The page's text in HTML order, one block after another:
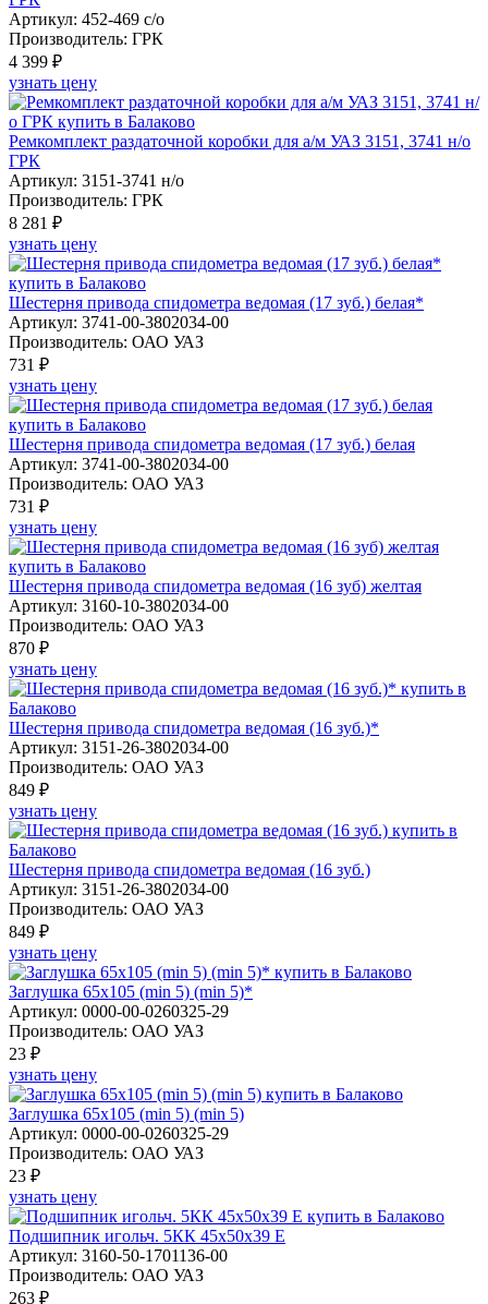
Артикул: 452-469 с/о
Производитель: ГРК
4 399 ₽
узнать цену
Ремкомплект раздаточной коробки для а/м УАЗ 3151, 3741 н/о
ГРК
Артикул: 3151-3741 н/о
Производитель: ГРК
8 281 ₽
узнать цену
Шестерня привода спидометра ведомая (17 зуб.) белая*
Артикул: 3741-00-3802034-00
Производитель: ОАО УАЗ
731 ₽
узнать цену
Шестерня привода спидометра ведомая (17 зуб.) белая
Артикул: 3741-00-3802034-00
Производитель: ОАО УАЗ
731 ₽
узнать цену
Шестерня привода спидометра ведомая (16 зуб) желтая
Артикул: 3160-10-3802034-00
Производитель: ОАО УАЗ
870 ₽
узнать цену
Шестерня привода спидометра ведомая (16 зуб.)*
Артикул: 3151-26-3802034-00
Производитель: ОАО УАЗ
849 ₽
узнать цену
Шестерня привода спидометра ведомая (16 зуб.)
Артикул: 3151-26-3802034-00
Производитель: ОАО УАЗ
849 ₽
узнать цену
Заглушка 65х105 (min 5) (min 5)*
Артикул: 0000-00-0260325-29
Производитель: ОАО УАЗ
23 ₽
узнать цену
Заглушка 65х105 (min 5) (min 5)
Артикул: 0000-00-0260325-29
Производитель: ОАО УАЗ
23 ₽
узнать цену
Подшипник игольч. 5КК 45х50х39 Е
Артикул: 3160-50-1701136-00
Производитель: ОАО УАЗ
263 ₽